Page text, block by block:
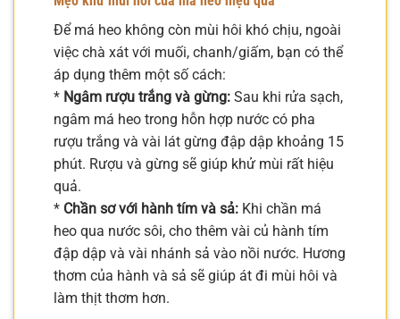
Để má heo không còn mùi hôi khó chịu, ngoài
việc chà xát với muối, chanh/giấm, bạn có thể
áp dụng thêm một số cách:
* Ngâm rượu trắng và gừng: Sau khi rửa sạch,
ngâm má heo trong hỗn hợp nước có pha
rượu trắng và vài lát gừng đập dập khoảng 15
phút. Rượu và gừng sẽ giúp khử mùi rất hiệu
quả.
* Chần sơ với hành tím và sả: Khi chần má
heo qua nước sôi, cho thêm vài củ hành tím
đập dập và vài nhánh sả vào nồi nước. Hương
thơm của hành và sả sẽ giúp át đi mùi hôi và
làm thịt thơm hơn.